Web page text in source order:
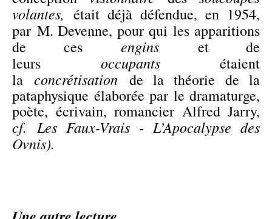
volantes, était déjà défendue, en 1954,
par M. Devenne, pour qui les apparitions
de ces engins et de
leurs occupantsétaient
laconcrétisation de la théorie de la
pataphysique élaborée par le dramaturge,
poète, écrivain, romancier Alfred Jarry,
cf. Les Faux-Vrais - L’Apocalypse des
Ovnis).